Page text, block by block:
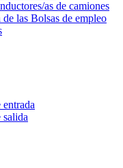
as de camiones
las Bolsas de empleo
salida